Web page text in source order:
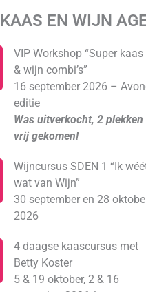
KAAS EN WIJN
VIP Workshop “Super kaas
& wijn combi’s”
16 september 2026 –
editie
Was uitverkocht, 2 plekken
vrij gekomen!
Wijncursus SDEN 1 “Ik
wat van Wijn”
30 september en 28
2026
4 daagse kaascursus met
Betty Koster
5 & 19 oktober, 2 & 16